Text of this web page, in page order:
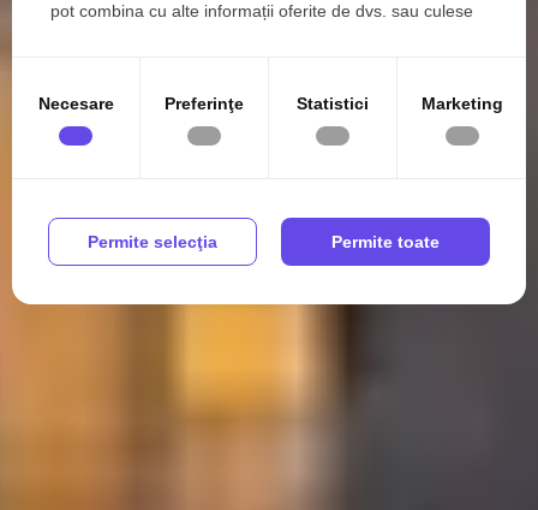
pot combina cu alte informații oferite de dvs. sau culese
Necesare Preferinţe Statistici Marketing
Permite selecţia Permite toate